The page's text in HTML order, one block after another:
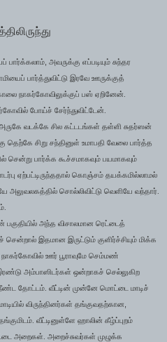
பார்க்கலாம் அவருக்கு எப்படியும் சுந்தர
பார்த்துவிட்டு இரவே ஊருக்குத்
நாகர்கோவிலுக்குப் பஸ் ஏறினேன்.
போய்ச் சேர்ந்துவிட்டேன்.
வடக்கே சில கட்டடங்கள் தள்ளி சுதர்ஸன்
சிறு சந்தினுள் உமாபதி வேலை பார்த்த
சென்று பார்க்க கூச்சமாகவும் பயமாகவும்
ஏற்பட்டிருந்ததால் கொஞ்சம் தயக்கமில்லாமல்
அலுவலகத்தில் சொல்லிவிட்டு வெளியே வந்தார்.
பகுதியில் அந்த விசாலமான ரெட்டைத்
இதமான இருட்டும் குளிர்ச்சியும் மிக்க
ஊர் பூராவுமே செம்மண்
அம்பாஸிடர்கள் ஒன்றாகச் செல்லுகிற
நீண்ட தோட்டம். வீட்டின் முன்னே மொட்டை மாடிச்
விருந்தினர்கள் தங்குவதற்கான
வீட்டினுள்ளே ஹாலின் கீழ்ப்புறம்
அறைகள். அறைச்சுவர்கள் முழுக்க